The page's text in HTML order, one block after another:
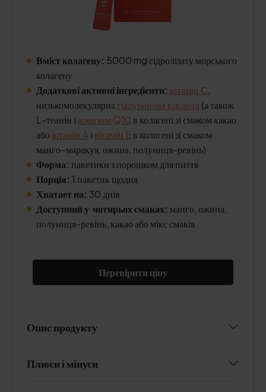
Вміст колагену: 5000 mg гідролізату морського
колагену
Додаткові активні інгредієнти: вітамін C
низькомолекулярна гіалуронова кислота (а також
L-теанін і коензим Q10 в колагені зі смаком какао
або вітамін Aі вітамін E в колагені зі смаком
манго–маракуя, ожина, полуниця-ревінь)
Форма: пакетики з порошком для пиття
Порція: 1 пакетик щодня
Хватает на: 30 днів
Доступний у чотирьох смаках: манго, ожина,
полуниця-ревінь, какао або мікс смаків
Перевірити ціну
Опис продукту
Плюси і мінуси